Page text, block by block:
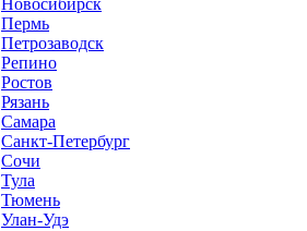
Новосибирск
Пермь
Петрозаводск
Репино
Ростов
Рязань
Самара
Санкт-Петербург
Сочи
Тула
Тюмень
Улан-Удэ